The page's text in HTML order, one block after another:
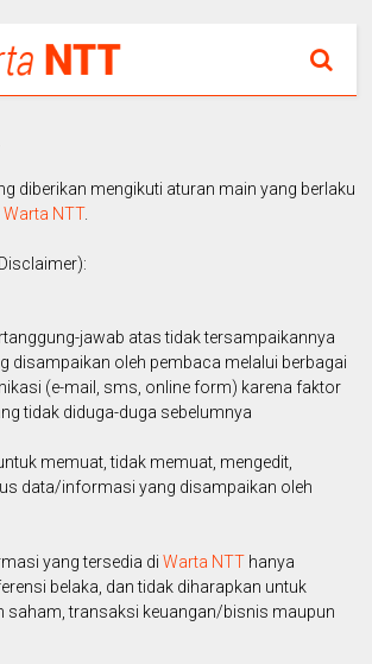
diberikan mengikuti aturan main yang berlaku
Warta NTT.
jawab atas tidak tersampaikannya
disampaikan oleh pembaca melalui berbagai
(e-mail, sms, online form) karena faktor
tidak diduga-duga sebelumnya
memuat, tidak memuat, mengedit,
data/informasi yang disampaikan oleh
yang tersedia diWarta NTT hanya
belaka, dan tidak diharapkan untuk
saham, transaksi keuangan/bisnis maupun